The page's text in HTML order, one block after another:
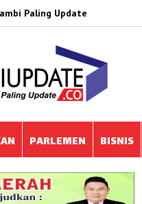
Paling Update
PARLEMEN BISNIS